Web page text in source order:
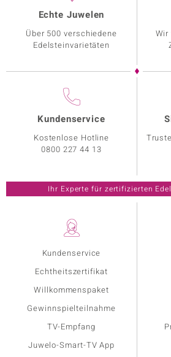
Kundenservice
Echtheitszertifikat
Willkommenspaket
Gewinnspielteilnahme
TV-Empfang
Juwelo-Smart-TV App
Echte Juwelen
Über 500 verschiedene
Edelsteinvarietäten
Kundenservice
Kostenlose Hotline
0800 227 44 13
Ihr Experte für zertifizierten